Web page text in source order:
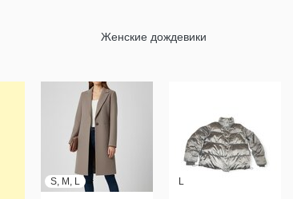
Женские дождевики
S, M, L L